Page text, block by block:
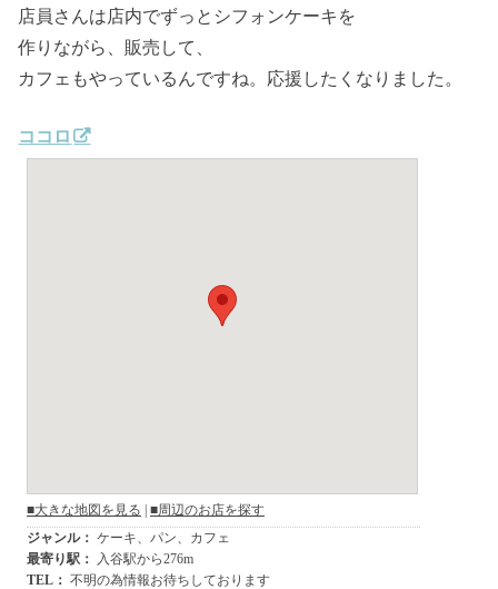
店員さんは店内でずっとシフォンケーキを
作りながら、販売して、
カフェもやっているんですね。応援したくなりました。
ココロ